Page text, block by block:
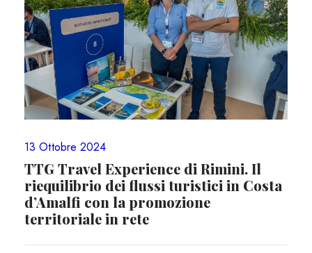
13 Ottobre 2024
TTG Travel Experience di Rimini. Il
riequilibrio dei flussi turistici in Costa
d’Amalfi con la promozione
territoriale in rete